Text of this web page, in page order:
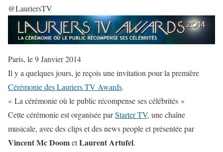
@LauriersTV
Paris, le 9 Janvier 2014
Il y a quelques jours, je reçois une invitation pour la première
Cérémonie des Lauriers TV Awards.
« La cérémonie où le public récompense ses célébrités »
Cette cérémonie est organisée parStarter TV, une chaîne
musicale, avec des clips et des news people et présentée par
Vincent Mc DoometLaurent Artufel.